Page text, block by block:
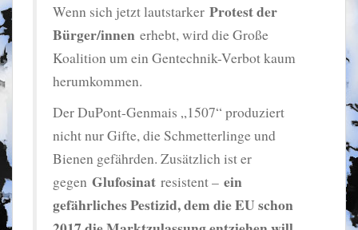
Wenn sich jetzt lautstarker Protest der
Bürger/innen erhebt, wird die Große
Koalition um ein Gentechnik-Verbot kaum
herumkommen.
Der DuPont-Genmais „1507“ produziert
nicht nur Gifte, die Schmetterlinge und
Bienen gefährden. Zusätzlich ist er
gegen Glufosinat resistent – ein
gefährliches Pestizid, dem die EU schon